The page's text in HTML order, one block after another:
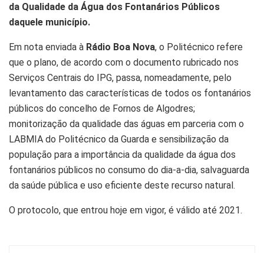
da Qualidade da Água dos Fontanários Públicos
daquele município.
Em nota enviada à Rádio Boa Nova, o Politécnico refere
que o plano, de acordo com o documento rubricado nos
Serviços Centrais do IPG, passa, nomeadamente, pelo
levantamento das características de todos os fontanários
públicos do concelho de Fornos de Algodres;
monitorização da qualidade das águas em parceria com o
LABMIA do Politécnico da Guarda e sensibilização da
população para a importância da qualidade da água dos
fontanários públicos no consumo do dia-a-dia, salvaguarda
da saúde pública e uso eficiente deste recurso natural.
O protocolo, que entrou hoje em vigor, é válido até 2021.